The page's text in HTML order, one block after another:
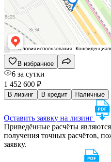
В избранное
6 за сутки
1 452 600 ₽
В лизинг В кредит Наличные
Оставить заявку на лизинг
Приведённые расчёты
получения точных расчётов,
заявку.